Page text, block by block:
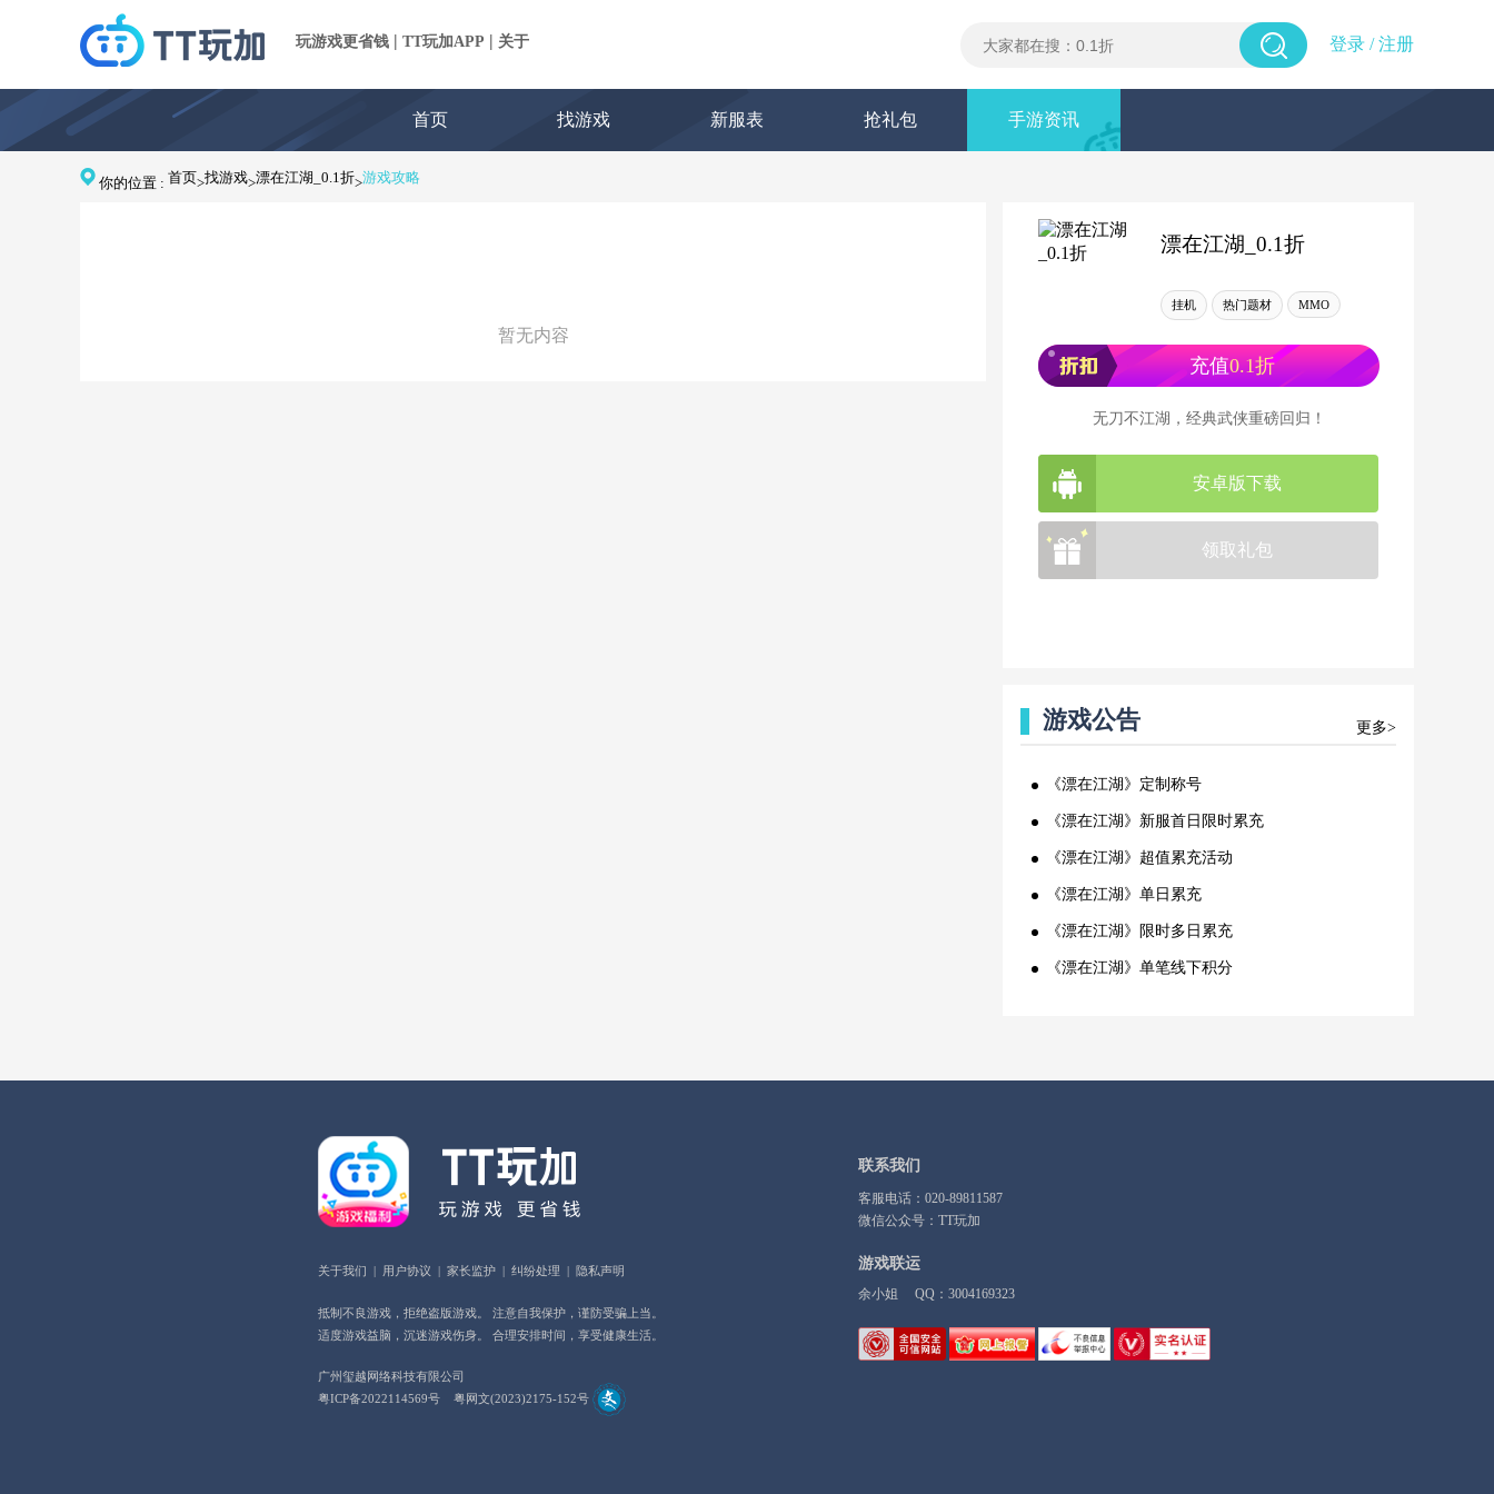
玩游戏更省钱 | TT玩加APP | 关于 登录 /注册
首页 找游戏 新服表 抢礼包 手游资讯
你的位置 : 首页>找游戏>漂在江湖_0.1折>游戏攻略
暂无内容
漂在江湖_0.1折
挂机 热门题材 MMO
充值0.1折
无刀不江湖，经典武侠重磅回归！
安卓版下载
领取礼包
游戏公告 更多>
《漂在江湖》定制称号
《漂在江湖》新服首日限时累充
《漂在江湖》超值累充活动
《漂在江湖》单日累充
《漂在江湖》限时多日累充
《漂在江湖》单笔线下积分
关于我们 | 用户协议 | 家长监护 | 纠纷处理 | 隐私声明
抵制不良游戏，拒绝盗版游戏。 注意自我保护，谨防受骗上当。
适度游戏益脑，沉迷游戏伤身。 合理安排时间，享受健康生活。
广州玺越网络科技有限公司
粤ICP备2022114569号
粤网文(2023)2175-152号
联系我们
客服电话：020-89811587
微信公众号：TT玩加
游戏联运
余小姐 QQ：3004169323